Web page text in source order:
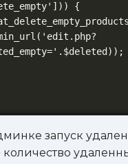
{
запуск